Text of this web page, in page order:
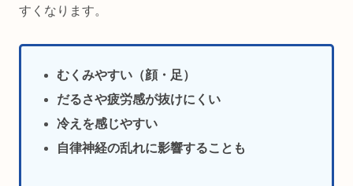
すくなります。
むくみやすい（顔・足）
だるさや疲労感が抜けにくい
冷えを感じやすい
自律神経の乱れに影響することも